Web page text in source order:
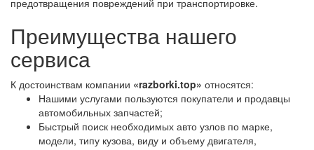
предотвращения повреждений при транспортировке.
Преимущества нашего
сервиса
К достоинствам компании «razborki.top» относятся:
Нашими услугами пользуются покупатели и продавцы
автомобильных запчастей;
Быстрый поиск необходимых авто узлов по марке,
модели, типу кузова, виду и объему двигателя,